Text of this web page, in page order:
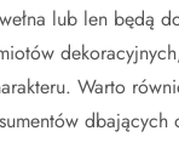
lub len będą
Warto
dbających